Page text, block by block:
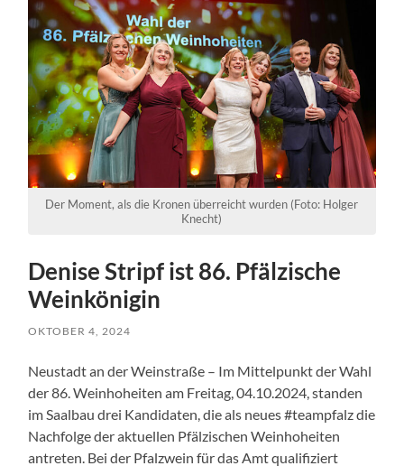
Der Moment, als die Kronen überreicht wurden (Foto: Holger
Knecht)
Denise Stripf ist 86. Pfälzische
Weinkönigin
OKTOBER 4, 2024
Neustadt an der Weinstraße – Im Mittelpunkt der Wahl
der 86. Weinhoheiten am Freitag, 04.10.2024, standen
im Saalbau drei Kandidaten, die als neues #teampfalz die
Nachfolge der aktuellen Pfälzischen Weinhoheiten
antreten. Bei der Pfalzwein für das Amt qualifiziert